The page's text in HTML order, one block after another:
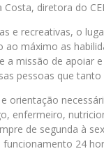
diretora do
e recreativas, o
ao máximo as
a missão de
pessoas que tanto
orientação
enfermeiro,
de segunda à
24